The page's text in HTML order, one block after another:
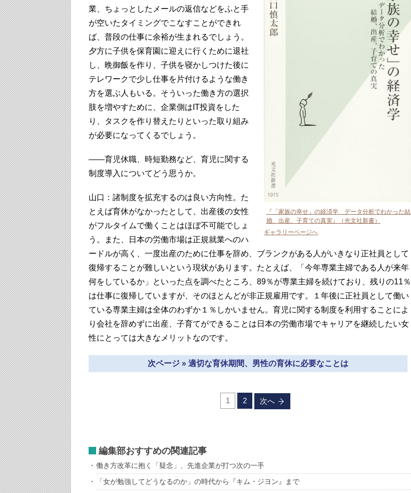
『「家族の幸せ」の経済学 データ分析でわかった結
婚、出産、子育ての真実』（光文社新書）
ギャラリーページへ
業、ちょっとしたメールの返信などをふと手
が空いたタイミングでこなすことができれ
ば、普段の仕事に余裕が生まれるでしょう。
夕方に子供を保育園に迎えに行くために退社
し、晩御飯を作り、子供を寝かしつけた後に
テレワークで少し仕事を片付けるような働き
方を選ぶ人もいる。そういった働き方の選択
肢を増やすために、企業側はIT投資をした
り、タスクを作り替えたりといった取り組み
が必要になってくるでしょう。
――育児休職、時短勤務など、育児に関する
制度導入についてどう思うか。
山口：諸制度を拡充するのは良い方向性。た
とえば育休がなかったとして、出産後の女性
がフルタイムで働くことはほぼ不可能でしょ
う。また、日本の労働市場は正規就業へのハ
ードルが高く、一度出産のために仕事を辞め、ブランクがある人がいきなり正社員として
復帰することが難しいという現状があります。たとえば、「今年専業主婦である人が来年
何をしているか」といった点を調べたところ、89％が専業主婦を続けており、残りの11％
は仕事に復帰していますが、そのほとんどが非正規雇用です。１年後に正社員として働い
ている専業主婦は全体のわずか１％しかいません。育児に関する制度を利用することによ
り会社を辞めずに出産、子育てができることは日本の労働市場でキャリアを継続したい女
性にとっては大きなメリットなのです。
次ページ » 適切な育休期間、男性の育休に必要なことは
1 2 次へ
編集部おすすめの関連記事
働き方改革に抱く「疑念」、先進企業が打つ次の一手
「女が勉強してどうなるのか」の時代から『キム・ジヨン』まで